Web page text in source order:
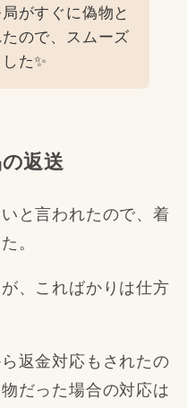
がすぐに偽物と
ので、スムーズ
た✨
返送
と言われたので、着
。
、こればかりは仕方
返金対応もされたの
だった場合の対応は